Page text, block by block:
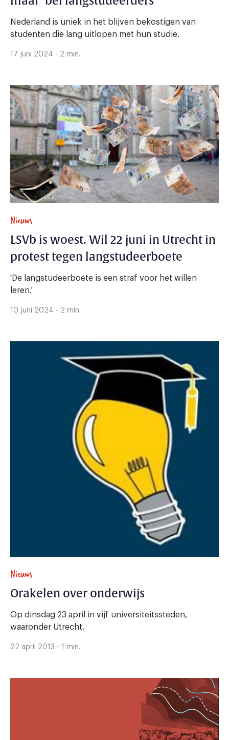
Nederland is uniek in het blijven bekostigen van
studenten die lang uitlopen met hun studie.
17 juni 2024 - 2 min.
Nieuws
LSVb is woest. Wil 22 juni in Utrecht in
protest tegen langstudeerboete
'De langstudeerboete is een straf voor het willen
leren.’
10 juni 2024 - 2 min.
Nieuws
Orakelen over onderwijs
Op dinsdag 23 april in vijf universiteitssteden,
waaronder Utrecht.
22 april 2013 - 1 min.